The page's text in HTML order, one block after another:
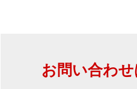
お問い合わ